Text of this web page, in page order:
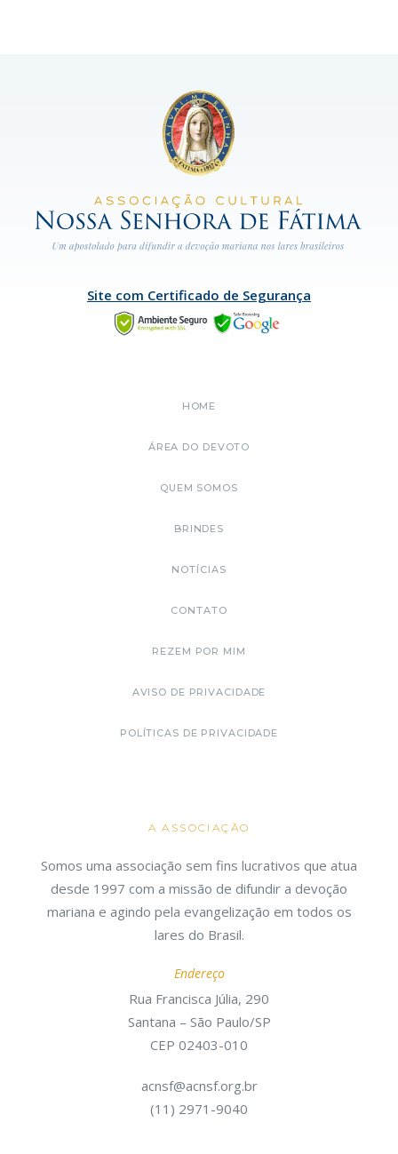
Site com Certificado de Segurança
HOME
ÁREA DO DEVOTO
QUEM SOMOS
BRINDES
NOTÍCIAS
CONTATO
REZEM POR MIM
AVISO DE PRIVACIDADE
POLÍTICAS DE PRIVACIDADE
A ASSOCIAÇÃO
Somos uma associação sem fins lucrativos que atua
desde 1997 com a missão de difundir a devoção
mariana e agindo pela evangelização em todos os
lares do Brasil.
Endereço
Rua Francisca Júlia, 290
Santana – São Paulo/SP
CEP 02403-010
acnsf@acnsf.org.br
(11) 2971-9040